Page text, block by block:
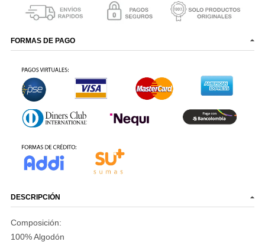
FORMAS DE PAGO
DESCRIPCIÓN
Composición:
100% Algodón